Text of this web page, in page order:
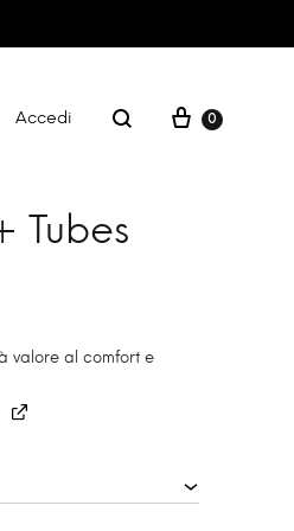
FITNESS
Accedi 0
Tubes
dà valore al comfort e